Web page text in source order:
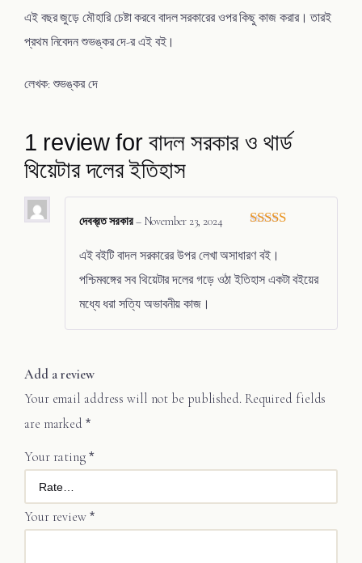
এই বছর জুড়ে মৌহারি চেষ্টা করবে বাদল সরকারের ওপর কিছু কাজ করার। তারই
প্রথম নিবেদন শুভঙ্কর দে-র এই বই।
লেখক: শুভঙ্কর দে
1 review forবাদল সরকার ও থার্ড
থিয়েটার দলের ইতিহাস
of 5
দেবব্রত সরকার– November 23, 2024
এই বইটি বাদল সরকারের উপর লেখা অসাধারণ বই।
পশ্চিমবঙ্গের সব থিয়েটার দলের গড়ে ওঠা ইতিহাস একটা বইয়ের
মধ্যে ধরা সত্যি অভাবনীয় কাজ।
Add a review
Your email address will not be published. Required fields
are marked *
Your rating *
Your review *